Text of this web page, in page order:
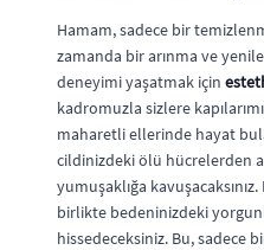
Hamam, sadece bir
zamanda bir arınma ve
deneyimi yaşatmak için
kadromuzla sizlere
maharetli ellerinde hayat
cildinizdeki ölü hücrelerden
yumuşaklığa
birlikte bedeninizdeki
hissedeceksiniz. Bu, sadece